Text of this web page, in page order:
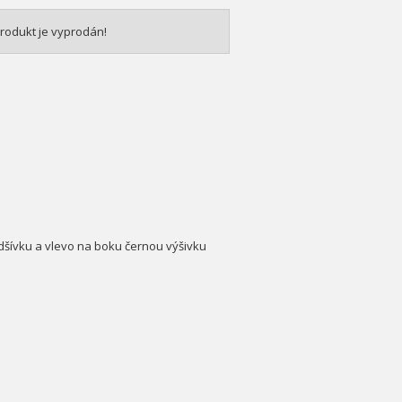
je vyprodán!
a vlevo na boku černou výšivku